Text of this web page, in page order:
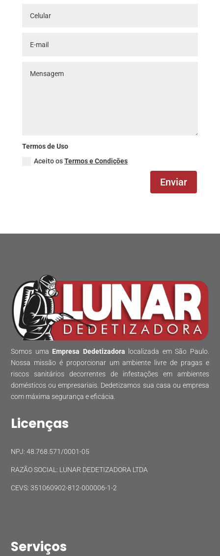
Termos de Uso
Aceito osTermos e Condições
Enviar
Somos uma Empresa Dedetizadora localizada em São Paulo.
Nossa missão é proporcionar um ambiente livre de pragas e
riscos sanitários decorrentes de infestações em ambientes
domésticos ou empresariais. Dedetizamos sua casa ou empresa
com máxima segurança e eficácia.
Licenças
NPJ: 48.768.571/0001-05
RAZÃO SOCIAL: LUNAR DEDETIZADORA LTDA
CEVS: 351060902-812-000006-1-2
Serviços